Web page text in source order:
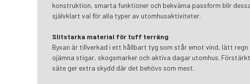
konstruktion, smarta funktioner och bekväma passform blir
självklart val för alla typer av utomhusaktiviteter.
Slitstarka material för tuff terräng
Byxan är tillverkad i ett hållbart tyg som står emot vind, lätt regn
ojämna stigar, skogsmarker och aktiva dagar utomhus.
säte ger extra skydd där det behövs som mest.